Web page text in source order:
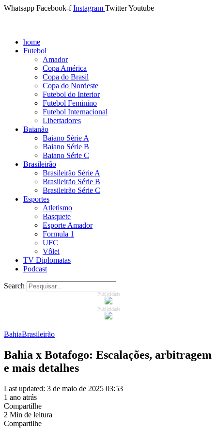
Whatsapp Facebook-f Instagram TwitterYoutube
home
Futebol
Amador
Copa América
Copa do Brasil
Copa do Nordeste
Futebol do Interior
Futebol Feminino
Futebol Internacional
Libertadores
Baianão
Baiano Série A
Baiano Série B
Baiano Série C
Brasileirão
Brasileirão Série A
Brasileirão Série B
Brasileirão Série C
Esportes
Atletismo
Basquete
Esporte Amador
Formula 1
UFC
Vôlei
TV Diplomatas
Podcast
Search
Publicidade
Publicidade
BahiaBrasileirão
Bahia x Botafogo: Escalações, arbitragem
e mais detalhes
Last updated: 3 de maio de 2025 03:53
1 ano atrás
Compartilhe
2 Min de leitura
Compartilhe